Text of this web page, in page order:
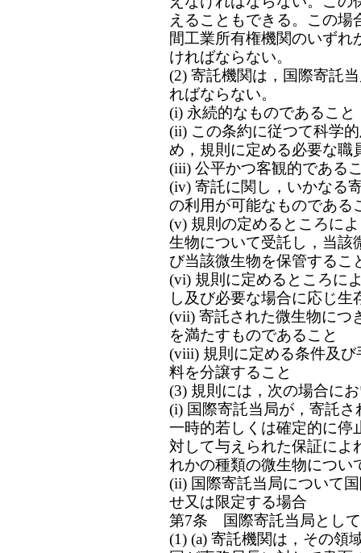
えることもできる。この
間工業所有権機関のいず
ければならない。
(2) 寄託機関は，国際寄託
ればならない。
(i) 永続的なものであること
(ii) この条約に従つて科学
め，規則に定める必要な職
(iii) 公平かつ客観的である
(iv) 寄託に関し，いかなる
の利用が可能なものである
(v) 規則の定めるところに
生物について受託し，当該
び当該微生物を保管するこ
(vi) 規則に定めるところに
し及び必要な場合に応じ
(vii) 寄託された微生物につ
を満たすものであること
(viii) 規則に定める条件及
料を分譲すること
(3) 規則には，次の場合に
(i) 国際寄託当局が，寄託
一時的若しくは確定的に停
対して与えられた保証によ
れかの種類の微生物につい
(ii) 国際寄託当局について
せ又は限定する場合
第7条 国際寄託当局とし
(1) (a) 寄託機関は，その領